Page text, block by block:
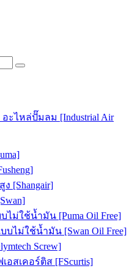
ะไหล่ปั๊มลม [Industrial Air
[Shangair]
ม่ใช้น้ำมัน [Puma Oil Free]
ไม่ใช้น้ำมัน [Swan Oil Free]
Screw]
อสเคอร์ติส [FScurtis]